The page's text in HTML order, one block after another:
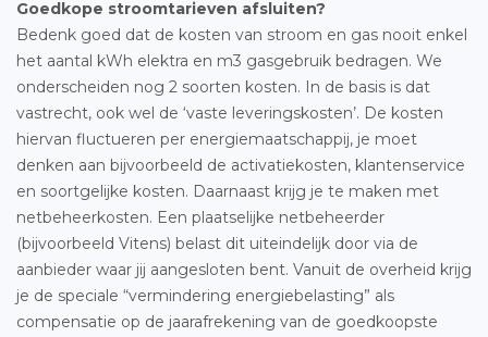
Goedkope stroomtarieven afsluiten?
Bedenk goed dat de kosten van stroom en gas nooit enkel
het aantal kWh elektra en m3 gasgebruik bedragen. We
onderscheiden nog 2 soorten kosten. In de basis is dat
vastrecht, ook wel de ‘vaste leveringskosten’. De kosten
hiervan fluctueren per energiemaatschappij, je moet
denken aan bijvoorbeeld de activatiekosten, klantenservice
en soortgelijke kosten. Daarnaast krijg je te maken met
netbeheerkosten. Een plaatselijke netbeheerder
(bijvoorbeeld Vitens) belast dit uiteindelijk door via de
aanbieder waar jij aangesloten bent. Vanuit de overheid krijg
je de speciale “vermindering energiebelasting” als
compensatie op de jaarafrekening van de goedkoopste